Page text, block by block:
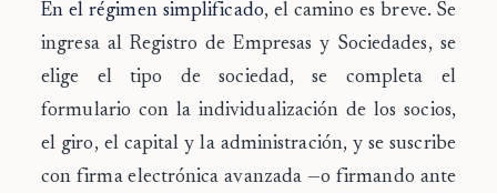
En el régimen simplificado, el camino es breve. Se
ingresa al Registro de Empresas y Sociedades, se
elige el tipo de sociedad, se completa el
formulario con la individualización de los socios,
el giro, el capital y la administración, y se suscribe
con firma electrónica avanzada —o firmando ante